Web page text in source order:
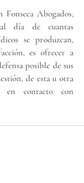
Abogados,
día de cuantas
se produzcan,
es ofrecer a
posible de sus
de esta u otra
en contacto con